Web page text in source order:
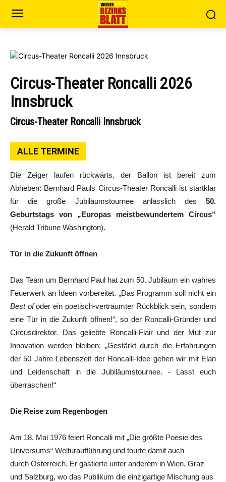
Circus-Theater Roncalli 2026
Innsbruck
Circus-Theater Roncalli Innsbruck
ALLE TERMINE
Die Zeiger laufen rückwärts, der Ballon ist bereit zum
Abheben: Bernhard Pauls Circus-Theater Roncalli ist startklar
für die große Jubiläumstournee anlässlich des 50.
Geburtstags von „Europas meistbewundertem Circus“
(Herald Tribune Washington).
Tür in die Zukunft öffnen
Das Team um Bernhard Paul hat zum 50. Jubiläum ein wahres
Feuerwerk an Ideen vorbereitet. „Das Programm soll nicht ein
Best ofoder ein poetisch-verträumter Rückblick sein, sondern
eine Tür in die Zukunft öffnen!“, so der Roncalli-Gründer und
Circusdirektor. Das geliebte Roncalli-Flair und der Mut zur
Innovation werden bleiben: „Gestärkt durch die Erfahrungen
der 50 Jahre Lebenszeit der Roncalli-Idee gehen wir mit Elan
und Leidenschaft in die Jubiläumstournee. - Lasst euch
überraschen!“
Die Reise zum Regenbogen
Am 18. Mai 1976 feiert Roncalli mit „Die größte Poesie des
Universums“ Welturaufführung und tourte damit auch
durch Österreich. Er gastierte unter anderem in Wien, Graz
und Salzburg, wo das Publikum die einzigartige Mischung aus